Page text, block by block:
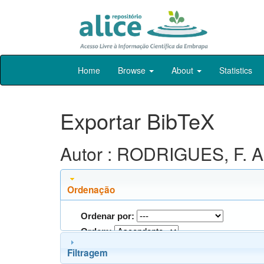
Skip
Home Browse About Statistics
Exportar BibTeX
Autor : RODRIGUES, F.
Ordenação
Ordenar por:
Ordem:
Filtragem